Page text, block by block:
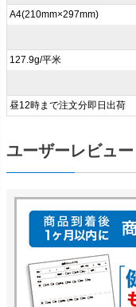
A4(210mm×297mm)
127.9g/平米
昼12時まで注文分即日出荷
ユーザーレビュー